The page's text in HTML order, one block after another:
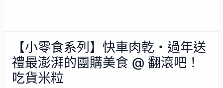
【小零食系列】快車肉乾・過年送
禮最澎湃的團購美食 @ 翻滾吧！
吃貨米粒
【小
零
食